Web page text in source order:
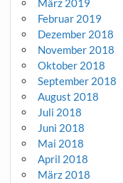
März 2019
Februar 2019
Dezember 2018
November 2018
Oktober 2018
September 2018
August 2018
Juli 2018
Juni 2018
Mai 2018
April 2018
März 2018